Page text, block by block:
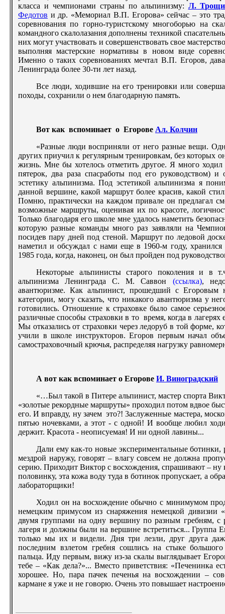
класса и чемпионами страны по альпинизму: Л.
Федотов и др. «Мемориал В.П. Егорова» сейчас – это
соревнования по горно-туристскому многоборью на
командного скалолазания дополнены техникой
них могут участвовать и совершенствовать свое
выполняя мастерские нормативы в новом виде
Именно о таких соревнованиях мечтал В.П. Егоров,
Ленинграда более 30-ти лет назад.
Все люди, ходившие на его тренировки или
походы, сохранили о нем благодарную память.
Вот как вспоминает о Егорове Ал. Колчин
«Разные люди восприняли от него разные вещи.
других приучил к регулярным тренировкам, без которых
жизнь. Мне бы хотелось отметить другое. Я много
пятерок, два раза спасработы под его руководством)
эстетику альпинизма. Под эстетикой альпинизма я
данной вершине, какой маршрут более красив, какой
Помню, практически на каждом привале он предлагал
возможные маршруты, оценивая их по красоте,
Только благодаря его школе мне удалось наметить
которую разные команды много раз заявляли на
посидев пару дней под стеной. Маршрут по ледовой
наметил и обсуждал с нами еще в 1960-м году, хранился
1985 года, когда, наконец, он был пройден под
Некоторые альпинисты старого поколения и в
альпинизма Ленинграда С. М. Саввон (ссылка),
авантюризме. Как альпинист, прошедший с Егоровым
категории, могу сказать, что никакого авантюризма у
готовились. Отношение к страховке было самое
различные способы страховки в то время, когда в
Мы отказались от страховки через ледоруб в той форме,
учили в школе инструкторов. Егоров первым начал
самостраховочный крючья, распределяя нагрузку
А вот как вспоминает о Егорове И. Виноградский
«…Был такой в Питере альпинист, мастер спорта
«золотые рекордные маршруты» проходил потом вдвое
его. И вправду, ну зачем это?! 3аслуженные мастера,
пятью ночевками, а этот - с одной! И вообще любил
держит. Красота - неописуемая! И ни одной лавины...
Дали ему как-то новые экспериментальные ботинки,
мездрой наружу, говорят – влагу совсем не должна
серию. Приходит Виктор с восхождения, спрашивают – ну
половинку, эта кожа воду туда в ботинок пропускает, а
лабораторщики!
Ходил он на восхождение обычно с минимумом
немецким примусом из снаряжения немецкой
двумя группами на одну вершину по разным гребням, с
лагеря и должны были на вершине встретиться... Группа
только мы их и видели. Дня три лезли, друг друга
последним взлетом гребня сошлись на стыке
пальца. Иду первым, вижу из-за скалы выглядывает
тебе – «Как дела?»... Вместо приветствия: «Печенинка
хорошее. Но, пара пачек печенья на восхождении –
кармане я уже и не говорю. Очень это повышает